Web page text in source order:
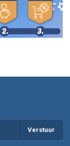
Verstuur